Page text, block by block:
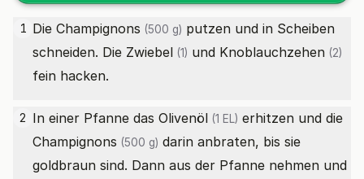
1 Die Champignons (500 g) putzen und in Scheiben
schneiden. Die Zwiebel (1) und Knoblauchzehen (2)
fein hacken.
2 In einer Pfanne das Olivenöl (1 EL) erhitzen und die
Champignons (500 g) darin anbraten, bis sie
goldbraun sind. Dann aus der Pfanne nehmen und